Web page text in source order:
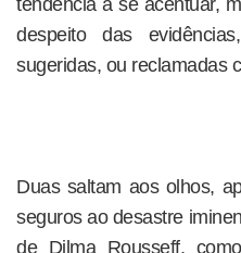
tendência a se acentuar,
despeito das
sugeridas, ou reclamadas
Duas saltam aos olhos,
seguros ao desastre
de Dilma Rousseff,